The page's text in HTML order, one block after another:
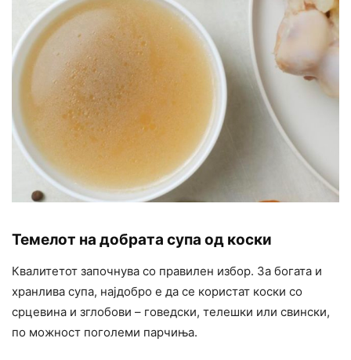
Темелот на добрата супа од коски
Квалитетот започнува со правилен избор. За богата и
хранлива супа, најдобро е да се користат коски со
срцевина и зглобови – говедски, телешки или свински,
по можност поголеми парчиња.